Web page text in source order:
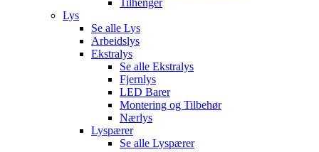
Lys
Se alle Lys
Arbeidslys
Ekstralys
Se alle Ekstralys
Fjernlys
LED Barer
Montering og Tilbehør
Nærlys
Lyspærer
Se alle Lyspærer